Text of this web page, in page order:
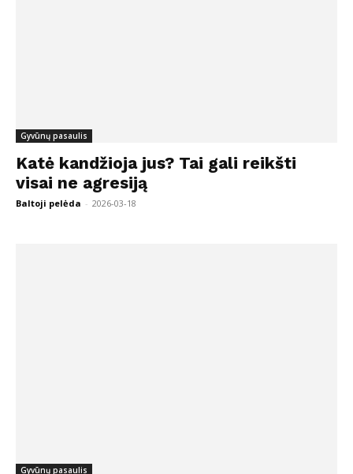
Gyvūnų pasaulis
Katė kandžioja jus? Tai gali reikšti
visai ne agresiją
Baltoji pelėda - 2026-03-18
Gyvūnų pasaulis